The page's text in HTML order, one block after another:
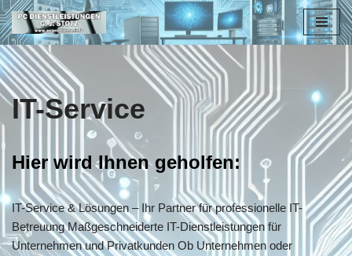
Zum
Inhalt
springen
IT-Service
Hier wird Ihnen geholfen:
IT-Service & Lösungen – Ihr Partner für professionelle IT-
Betreuung Maßgeschneiderte IT-Dienstleistungen für
Unternehmen und Privatkunden Ob Unternehmen oder